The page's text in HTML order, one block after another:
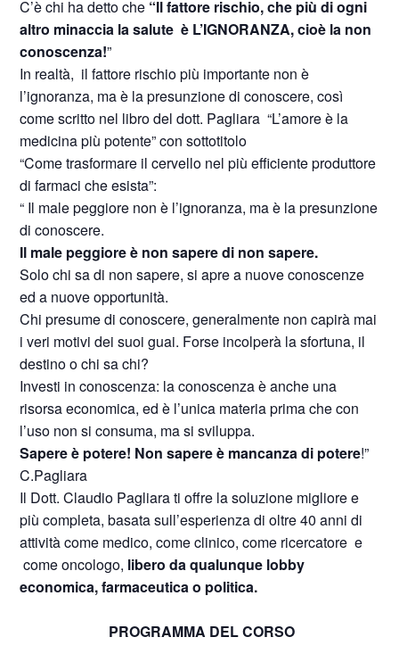
C’è chi ha detto che “Il fattore rischio, che più di ogni
altro minaccia la salute è L’IGNORANZA, cioè la non
conoscenza!”
In realtà, il fattore rischio più importante non è
l’ignoranza, ma è la presunzione di conoscere, così
come scritto nel libro del dott. Pagliara “L’amore è la
medicina più potente” con sottotitolo
“Come trasformare il cervello nel più efficiente produttore
di farmaci che esista”:
“ Il male peggiore non è l’ignoranza, ma è la presunzione
di conoscere.
Il male peggiore è non sapere di non sapere.
Solo chi sa di non sapere, si apre a nuove conoscenze
ed a nuove opportunità.
Chi presume di conoscere, generalmente non capirà mai
i veri motivi dei suoi guai. Forse incolperà la sfortuna, il
destino o chi sa chi?
Investi in conoscenza: la conoscenza è anche una
risorsa economica, ed è l’unica materia prima che con
l’uso non si consuma, ma si sviluppa.
Sapere è potere! Non sapere è mancanza di potere!”
C.Pagliara
Il Dott. Claudio Pagliara ti offre la soluzione migliore e
più completa, basata sull’esperienza di oltre 40 anni di
attività come medico, come clinico, come ricercatore e
come oncologo, libero da qualunque lobby
economica, farmaceutica o politica.
PROGRAMMA DEL CORSO